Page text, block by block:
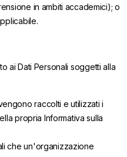
in ambiti accademici); o
ai Dati Personali soggetti alla
raccolti e utilizzati i
propria Informativa sulla
che un'organizzazione